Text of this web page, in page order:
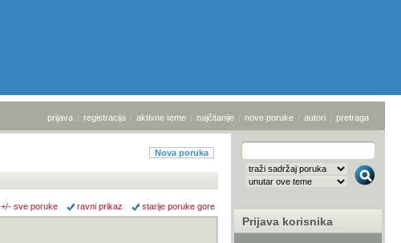
prijava | registracija | aktivne teme | najčitanije | nove poruke | autori | pretraga
Nova poruka
+/- sve poruke ravni prikaz starije poruke gore
Prijava korisnika